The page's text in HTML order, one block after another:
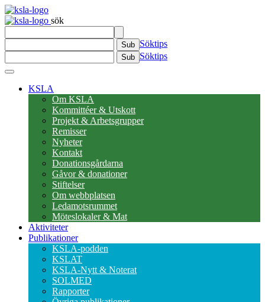
sök
Sub Söktips
Sub Söktips
KSLA
Om KSLA
Kommittéer & Utskott
Projekt & Arbetsgrupper
Remisser
Nyheter
Kontakt
Donationsgårdarna
Gåvor & donationer
Stiftelser
Om webbplatsen
Ledamotsrummet
Möteslokaler & Mat
Aktiviteter
Publikationer
KSLA-podden
KSLAT
KSLA-Nytt & Noterat
SOLMED
Rapporter